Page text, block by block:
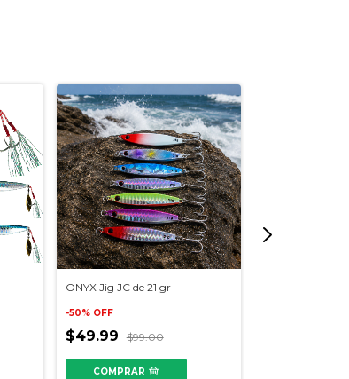
ONYX Jig JC de 21 gr
-50% OFF
$49.99 $99.00
COMPRAR